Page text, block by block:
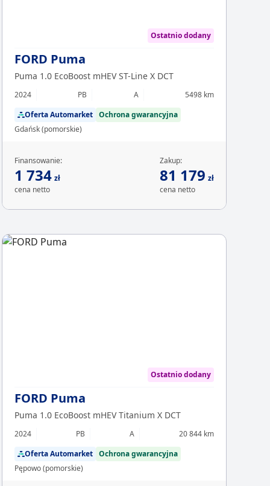
Ostatnio dodany
FORD Puma
Puma 1.0 EcoBoost mHEV ST-Line X DCT
2024 PB A
5498 km
Oferta Automarket
Ochrona gwarancyjna
Gdańsk (pomorskie)
Finansowanie:
1 734 zł
cena netto
Zakup:
81 179 zł
cena netto
Ostatnio dodany
FORD Puma
Puma 1.0 EcoBoost mHEV Titanium X DCT
2024 PB A
20 844 km
Oferta Automarket
Ochrona gwarancyjna
Pępowo (pomorskie)